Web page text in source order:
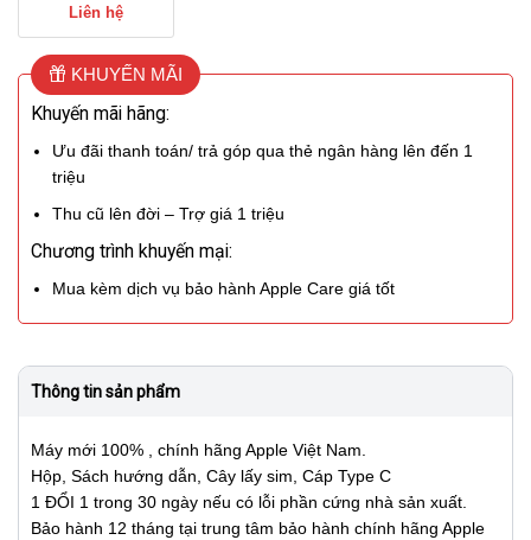
Liên hệ
KHUYẾN MÃI
Khuyến mãi hãng:
Ưu đãi thanh toán/ trả góp qua thẻ ngân hàng lên đến 1
triệu
Thu cũ lên đời – Trợ giá 1 triệu
Chương trình khuyến mại:
Mua kèm dịch vụ bảo hành Apple Care giá tốt
Thông tin sản phẩm
Máy mới 100% , chính hãng Apple Việt Nam.
Hộp, Sách hướng dẫn, Cây lấy sim, Cáp Type C
1 ĐỔI 1 trong 30 ngày nếu có lỗi phần cứng nhà sản xuất.
Bảo hành 12 tháng tại trung tâm bảo hành chính hãng Apple